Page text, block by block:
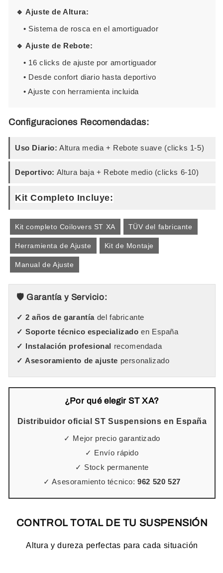
🔹 Ajuste de Altura:
• Sistema de rosca en el amortiguador
🔹 Ajuste de Rebote:
• 16 clicks de ajuste por amortiguador
• Desde confort diario hasta deportivo
• Ajuste con herramienta incluida
Configuraciones Recomendadas:
Uso Diario: Altura media + Rebote suave (clicks 1-5)
Deportivo: Altura baja + Rebote medio (clicks 6-10)
Kit Completo Incluye:
Kit completo Coilovers ST XA TÜV del fabricante
Herramienta de Ajuste Kit de Montaje
Manual de Ajuste
🛡️ Garantía y Servicio:
✓ 2 años de garantía del fabricante
✓ Soporte técnico especializado en España
✓ Instalación profesional recomendada
✓ Asesoramiento de ajuste personalizado
¿Por qué elegir ST XA?
Distribuidor oficial ST Suspensions en España
✓ Mejor precio garantizado
✓ Envío rápido
✓ Stock permanente
✓ Asesoramiento técnico:962 520 527
CONTROL TOTAL DE TU SUSPENSIÓN
Altura y dureza perfectas para cada situación